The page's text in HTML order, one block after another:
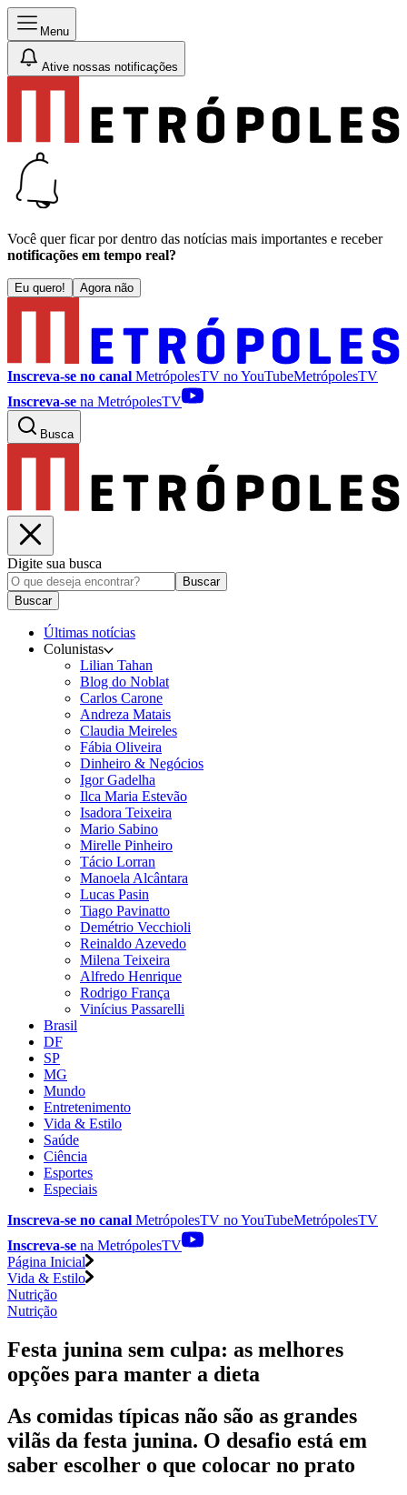
Menu
Ative nossas notificações
Você quer ficar por dentro das notícias mais importantes e receber
notificações em tempo real?
Eu quero! Agora não
Inscreva-se no canal MetrópolesTV noYouTubeMetrópolesTV
Inscreva-se na MetrópolesTV
Busca
Digite sua busca
Buscar
Buscar
Últimas notícias
Colunistas
Lilian Tahan
Blog do Noblat
Carlos Carone
Andreza Matais
Claudia Meireles
Fábia Oliveira
Dinheiro & Negócios
Igor Gadelha
Ilca Maria Estevão
Isadora Teixeira
Mario Sabino
Mirelle Pinheiro
Tácio Lorran
Manoela Alcântara
Lucas Pasin
Tiago Pavinatto
Demétrio Vecchioli
Reinaldo Azevedo
Milena Teixeira
Alfredo Henrique
Rodrigo França
Vinícius Passarelli
Brasil
DF
SP
MG
Mundo
Entretenimento
Vida & Estilo
Saúde
Ciência
Esportes
Especiais
Inscreva-se no canal MetrópolesTV noYouTubeMetrópolesTV
Inscreva-se na MetrópolesTV
Página Inicial
Vida & Estilo
Nutrição
Nutrição
Festa junina sem culpa: as melhores
opções para manter a dieta
As comidas típicas não são as grandes
vilãs da festa junina. O desafio está em
saber escolher o que colocar no prato